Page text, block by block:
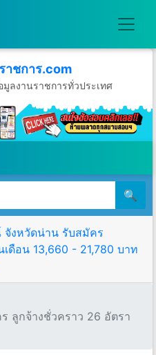
าชการ.com
ลงานราชการทั่วประเทศ
นสิงหาคม พ.ศ.2569
🔍
งหวัดน่าน รับสมัคร
ดือน 13,660 - 21,780 บาท
ลูกจ้างชั่วคราว 26 อัตรา